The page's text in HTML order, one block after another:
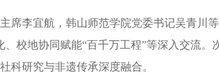
李宜航，韩山师范学院党委书记吴青川等
地协同赋能“百千万工程”等深入交流。
科研究与非遗传承深度融合。